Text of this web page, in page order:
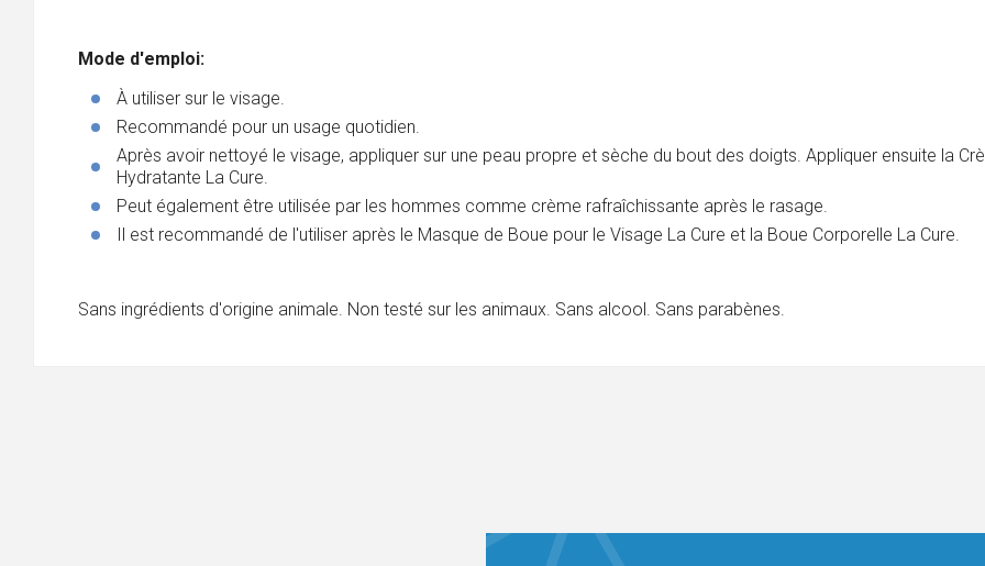
Mode d'emploi:
À utiliser sur le visage.
Recommandé pour un usage quotidien.
Après avoir nettoyé le visage, appliquer sur une peau propre et sèche du bout des doigts. Appliquer ensuite la
Hydratante La Cure.
Peut également être utilisée par les hommes comme crème rafraîchissante après le rasage.
Il est recommandé de l'utiliser après le Masque de Boue pour le Visage La Cure et la Boue Corporelle La Cure.
Sans ingrédients d'origine animale. Non testé sur les animaux. Sans alcool. Sans parabènes.